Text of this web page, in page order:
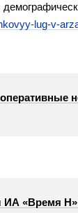
lug-v-
ИА «Время